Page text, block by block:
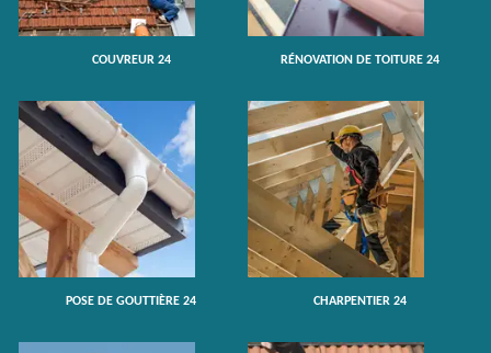
COUVREUR 24 RÉNOVATION DE TOITURE 24
POSE DE GOUTTIÈRE 24 CHARPENTIER 24